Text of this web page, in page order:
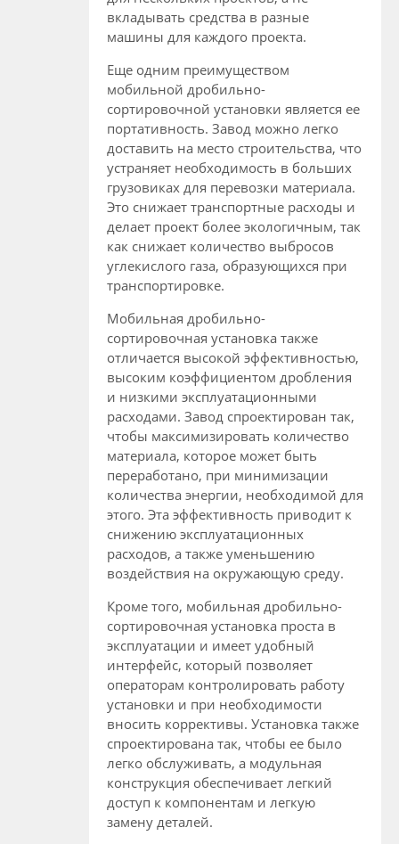
вкладывать средства в разные
машины для каждого проекта.
Еще одним преимуществом
мобильной дробильно-
сортировочной установки является ее
портативность. Завод можно легко
доставить на место строительства, что
устраняет необходимость в больших
грузовиках для перевозки материала.
Это снижает транспортные расходы и
делает проект более экологичным, так
как снижает количество выбросов
углекислого газа, образующихся при
транспортировке.
Мобильная дробильно-
сортировочная установка также
отличается высокой эффективностью,
высоким коэффициентом дробления
и низкими эксплуатационными
расходами. Завод спроектирован так,
чтобы максимизировать количество
материала, которое может быть
переработано, при минимизации
количества энергии, необходимой для
этого. Эта эффективность приводит к
снижению эксплуатационных
расходов, а также уменьшению
воздействия на окружающую среду.
Кроме того, мобильная дробильно-
сортировочная установка проста в
эксплуатации и имеет удобный
интерфейс, который позволяет
операторам контролировать работу
установки и при необходимости
вносить коррективы. Установка также
спроектирована так, чтобы ее было
легко обслуживать, а модульная
конструкция обеспечивает легкий
доступ к компонентам и легкую
замену деталей.